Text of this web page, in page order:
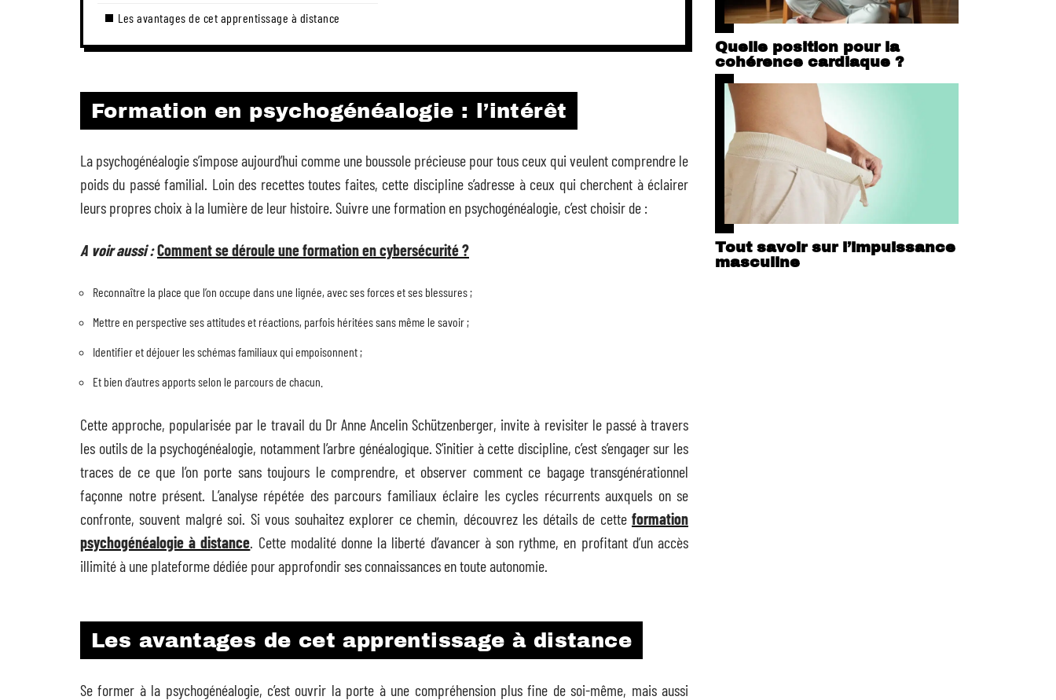
Les avantages de cet apprentissage à distance
Formation en psychogénéalogie : l’intérêt
La psychogénéalogie s’impose aujourd’hui comme une boussole précieuse pour tous ceux qui veulent comprendre le
poids du passé familial. Loin des recettes toutes faites, cette discipline s’adresse à ceux qui cherchent à éclairer
leurs propres choix à la lumière de leur histoire. Suivre une formation en psychogénéalogie, c’est choisir de :
A voir aussi :Comment se déroule une formation en cybersécurité ?
Reconnaître la place que l’on occupe dans une lignée, avec ses forces et ses blessures ;
Mettre en perspective ses attitudes et réactions, parfois héritées sans même le savoir ;
Identifier et déjouer les schémas familiaux qui empoisonnent ;
Et bien d’autres apports selon le parcours de chacun.
Cette approche, popularisée par le travail du Dr Anne Ancelin Schützenberger, invite à revisiter le passé à travers
les outils de la psychogénéalogie, notamment l’arbre généalogique. S’initier à cette discipline, c’est s’engager sur les
traces de ce que l’on porte sans toujours le comprendre, et observer comment ce bagage transgénérationnel
façonne notre présent. L’analyse répétée des parcours familiaux éclaire les cycles récurrents auxquels on se
confronte, souvent malgré soi. Si vous souhaitez explorer ce chemin, découvrez les détails de cette formation
psychogénéalogie à distance. Cette modalité donne la liberté d’avancer à son rythme, en profitant d’un accès
illimité à une plateforme dédiée pour approfondir ses connaissances en toute autonomie.
Les avantages de cet apprentissage à distance
Se former à la psychogénéalogie, c’est ouvrir la porte à une compréhension plus fine de soi-même, mais aussi
Quelle position pour la
cohérence cardiaque ?
Tout savoir sur l’impuissance
masculine